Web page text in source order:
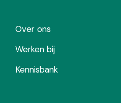
Over ons
Werken bij
Kennisbank